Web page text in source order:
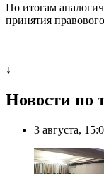
По итогам
принятия
↓
Новости по
3 августа,